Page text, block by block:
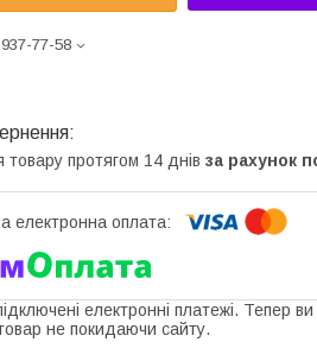
77-58
товару протягом 14 днів за рахунок
електронні платежі. Тепер
не покидаючи сайту.